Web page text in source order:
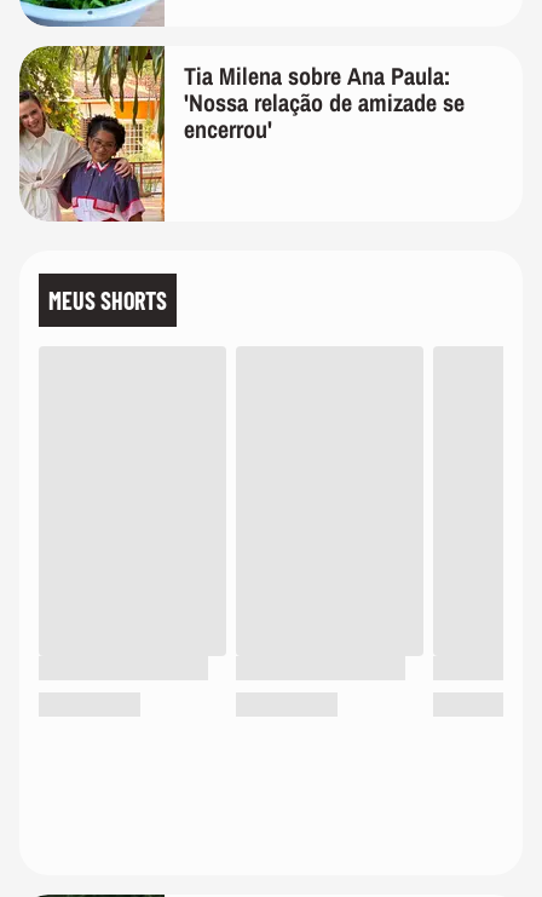
Tia Milena sobre Ana Paula:
'Nossa relação de amizade se
encerrou'
MEUS SHORTS